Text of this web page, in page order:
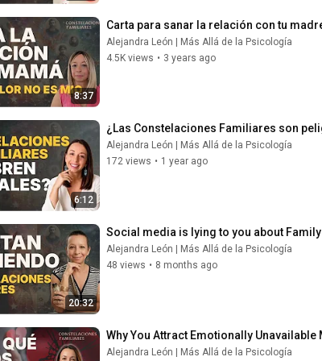
8:37
Carta para sanar la relación con tu
Alejandra León | Más Allá de la Psicología
4.5K views • 3 years ago
6:12
¿Las Constelaciones Familiares son
Alejandra León | Más Allá de la Psicología
172 views • 1 year ago
20:32
Social media is lying to you about
Alejandra León | Más Allá de la Psicología
48 views • 8 months ago
Why You Attract Emotionally
Alejandra León | Más Allá de la Psicología